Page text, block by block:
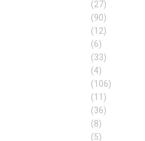
(27)
(90)
(12)
(6)
(33)
(4)
(106)
(11)
(36)
(8)
(5)